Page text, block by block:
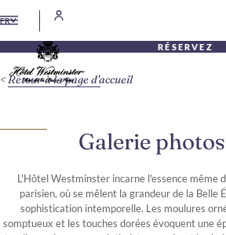
FR
RÉSERVEZ
Galerie photos
L'Hôtel Westminster incarne l'essence même
parisien, où se mêlent la grandeur de la Belle
sophistication intemporelle. Les moulures
somptueux et les touches dorées évoquent une
Retour à la page d'accueil